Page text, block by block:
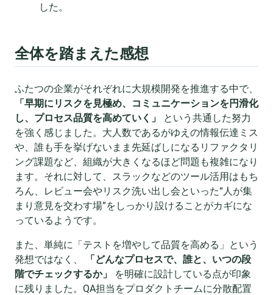
した。
全体を踏まえた感想
ふたつの企業がそれぞれに大規模開発を推進する中で、
「早期にリスクを見極め、コミュニケーションを円滑化
し、プロセス品質を高めていく」
という共通した努力
を強く感じました。大人数であるがゆえの情報伝達ミス
や、誰も手を挙げないまま先延ばしになるリファクタリ
ング課題など、組織が大きくなるほど問題も複雑になり
ます。それに対して、スラックなどのツール活用はもち
ろん、レビュー会やリスク洗い出し会といった“人が集
まり意見を交わす場”をしっかり設けることがカギにな
っているようです。
また、単純に「テストを増やして品質を高める」という
発想ではなく、
「どんなプロセスで、誰と、いつの段
階でチェックするか」
を明確に設計している点が印象
に残りました。QA担当をプロダクトチームに分散配置